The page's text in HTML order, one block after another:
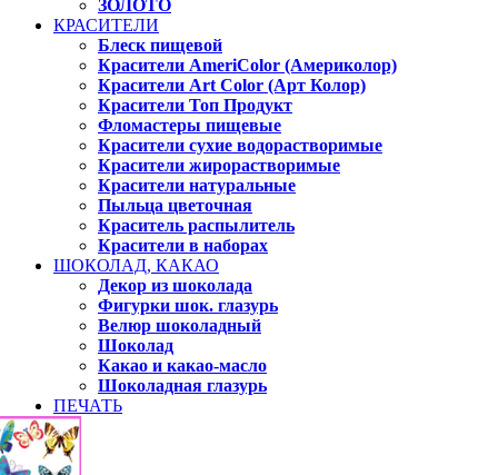
ЗОЛОТО
КРАСИТЕЛИ
Блеск пищевой
Красители AmeriColor (Америколор)
Красители Art Color (Арт Колор)
Красители Топ Продукт
Фломастеры пищевые
Красители сухие водорастворимые
Красители жирорастворимые
Красители натуральные
Пыльца цветочная
Краситель распылитель
Красители в наборах
ШОКОЛАД, КАКАО
Декор из шоколада
Фигурки шок. глазурь
Велюр шоколадный
Шоколад
Какао и какао-масло
Шоколадная глазурь
ПЕЧАТЬ